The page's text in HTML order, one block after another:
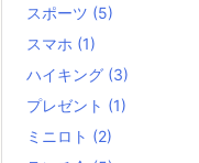
スポーツ (5)
スマホ (1)
ハイキング (3)
プレゼント (1)
ミニロト (2)